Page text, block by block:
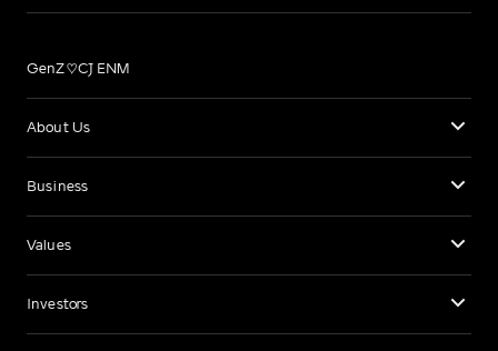
GenZ♡CJ ENM
About Us
Business
Values
Investors